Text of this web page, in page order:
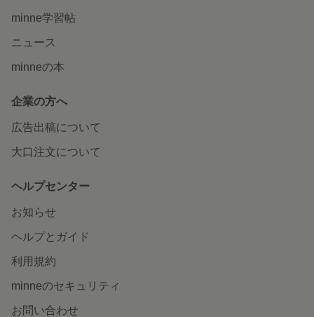
minne学習帖
ニュース
minneの本
企業の方へ
広告出稿について
大口注文について
ヘルプセンター
お知らせ
ヘルプとガイド
利用規約
minneのセキュリティ
お問い合わせ